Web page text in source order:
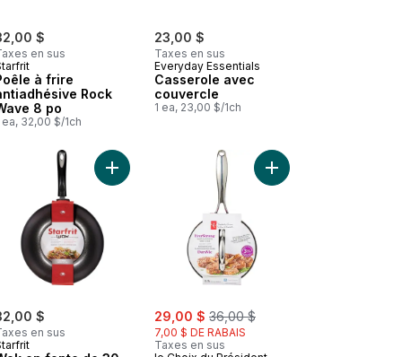
$
en sus
à frire
Rock
8 po
ea, 32,00 $/1ch
23,00 $
Taxes en sus
Everyday Essentials
Casserole avec
couvercle
1 ea, 23,00 $/1ch
panier Ajouter RÔTISSOIRE FONTE ÉMAILLÉE au panier
$
en sus
Ajouter Wok en fonte de 30 cm avec poignée
sale:
29,00 $ , formerly:
36,00 $
7,00 $ DE RABAIS
Taxes en sus
Ajouter Poêle